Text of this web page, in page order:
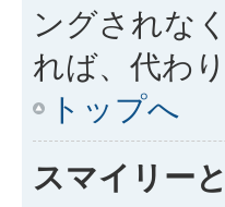
ングされな
れば、代わ
トップへ
スマイリー